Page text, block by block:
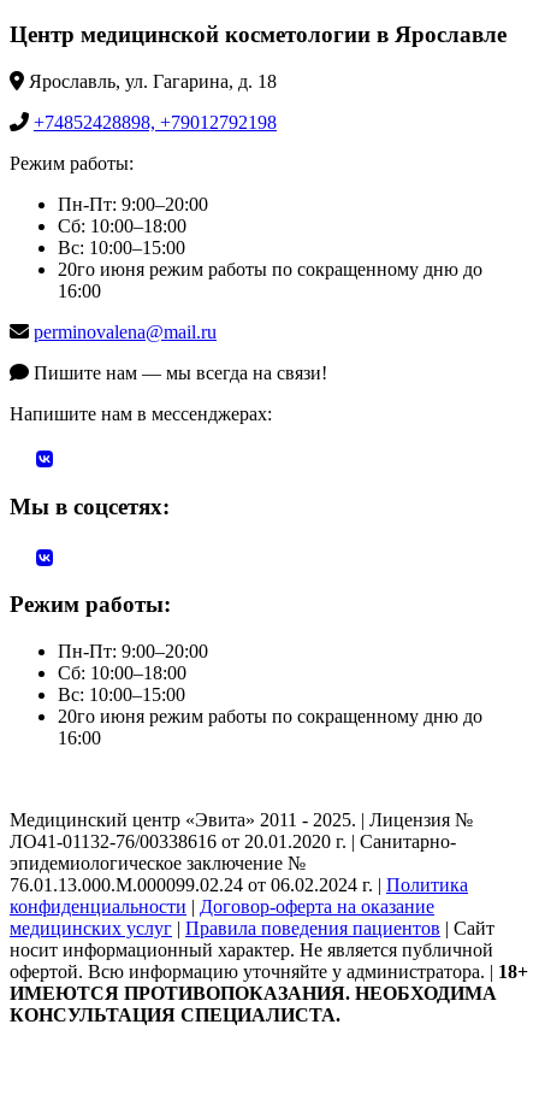
Центр медицинской косметологии в Ярославле
Ярославль, ул. Гагарина, д. 18
+74852428898, +79012792198
Режим работы:
Пн-Пт: 9:00–20:00
Сб: 10:00–18:00
Вс: 10:00–15:00
20го июня режим работы по сокращенному дню до
16:00
perminovalena@mail.ru
Пишите нам — мы всегда на связи!
Напишите нам в мессенджерах:
Мы в соцсетях:
Режим работы:
Пн-Пт: 9:00–20:00
Сб: 10:00–18:00
Вс: 10:00–15:00
20го июня режим работы по сокращенному дню до
16:00
Медицинский центр «Эвита» 2011 - 2025. | Лицензия №
ЛО41-01132-76/00338616 от 20.01.2020 г. | Санитарно-
эпидемиологическое заключение №
76.01.13.000.М.000099.02.24 от 06.02.2024 г. | Политика
конфиденциальности | Договор-оферта на оказание
медицинских услуг | Правила поведения пациентов | Сайт
носит информационный характер. Не является публичной
офертой. Всю информацию уточняйте у администратора. | 18+
ИМЕЮТСЯ ПРОТИВОПОКАЗАНИЯ. НЕОБХОДИМА
КОНСУЛЬТАЦИЯ СПЕЦИАЛИСТА.